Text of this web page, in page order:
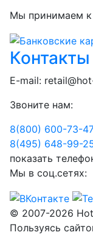
Мы принимаем к
Контакты
E-mail:
Звоните нам:
8(800) 600-73-
8(495) 648-99-
показать
Мы в соц.сетях:
© 2007-2026
Пользуясь